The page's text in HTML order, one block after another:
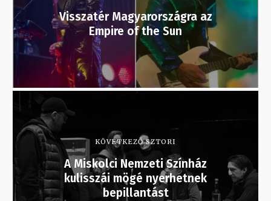
Visszatér Magyarországra az
Empire of the Sun
KÖVETKEZŐ SZTORI
A Miskolci Nemzeti Színház
kulisszái mögé nyerhetnek
bepillantást